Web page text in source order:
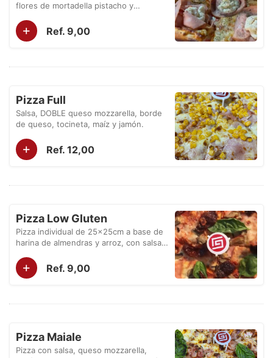
flores de mortadella pistacho y
+ Ref. 9,00
Pizza Full
Salsa, DOBLE queso mozzarella, borde
de queso, tocineta, maíz y jamón.
+ Ref. 12,00
Pizza Low Gluten
Pizza individual de 25x25cm a base de
harina de almendras y arroz, con salsa,
su elección.
+ Ref. 9,00
Pizza Maiale
Pizza con salsa, queso mozzarella,